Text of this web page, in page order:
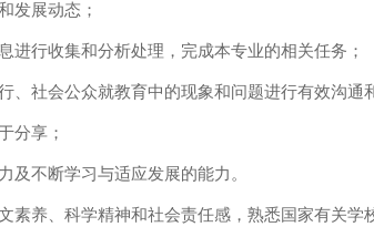
发展动态；
进行收集和分析处理，完成本专业的相关任务；
社会公众就教育中的现象和问题进行有效沟通
分享；
及不断学习与适应发展的能力。
养、科学精神和社会责任感，熟悉国家有关学